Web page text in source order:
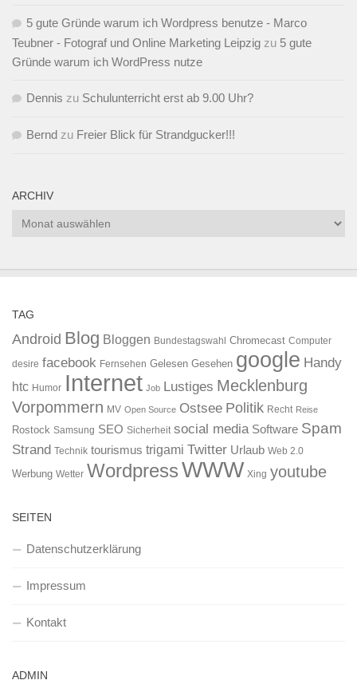
5 gute Gründe warum ich Wordpress benutze - Marco
Teubner - Fotograf und Online Marketing Leipzig zu 5 gute
Gründe warum ich WordPress nutze
Dennis zu Schulunterricht erst ab 9.00 Uhr?
Bernd zu Freier Blick für Strandgucker!!!
ARCHIV
Archiv
TAG
Android Blog Bloggen Bundestagswahl Chromecast Computer
desire facebook Fernsehen Gelesen Gesehen google Handy
htc Humor Internet Job Lustiges Mecklenburg
Vorpommern MV Open Source Ostsee Politik Recht Reise
Rostock Samsung SEO Sicherheit social media Software Spam
Strand Technik tourismus trigami Twitter Urlaub Web 2.0
Werbung Wetter WordpressWWW Xing youtube
SEITEN
Datenschutzerklärung
Impressum
Kontakt
ADMIN